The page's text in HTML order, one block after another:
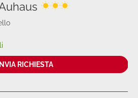
INVIA RICHIESTA